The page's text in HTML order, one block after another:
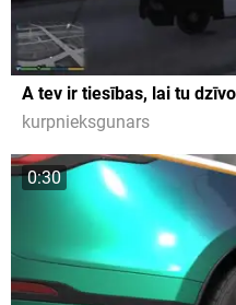
A tev ir tiesības, lai tu
kurpnieksgunars
0:30